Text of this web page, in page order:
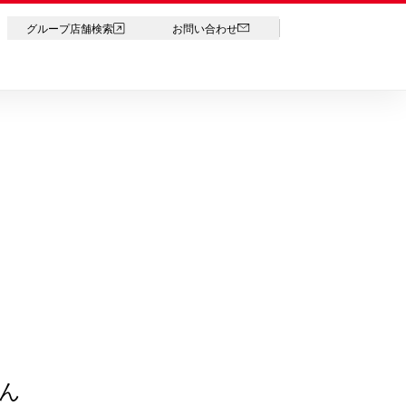
グループ店舗検索 お問い合わせ